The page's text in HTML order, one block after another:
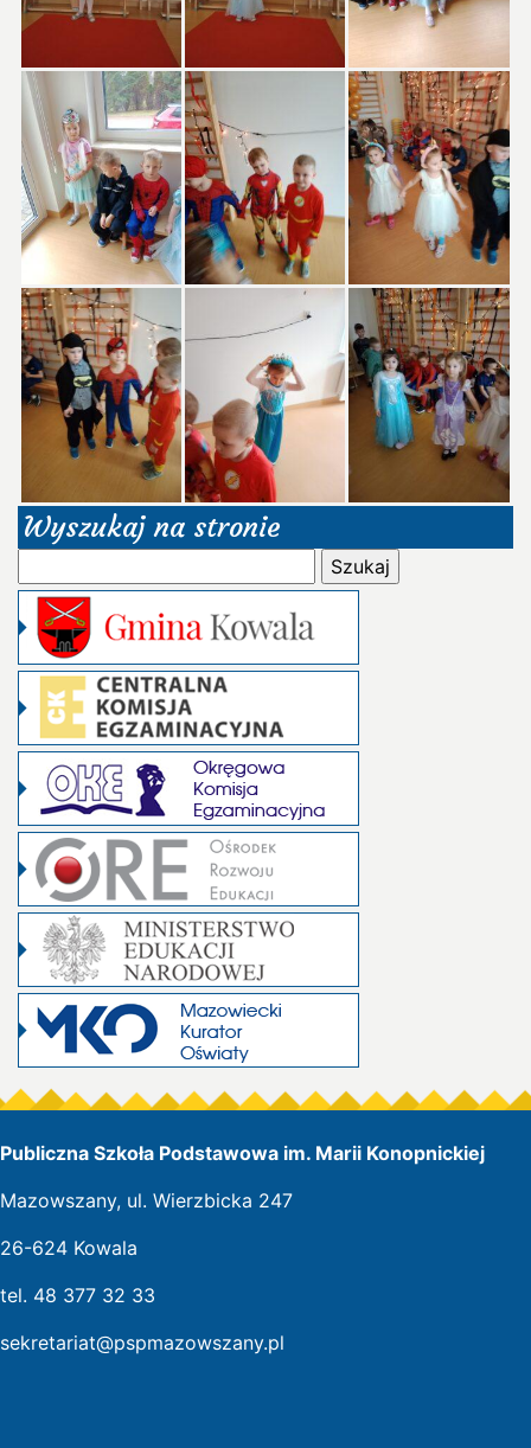
Wyszukaj na stronie
Publiczna Szkoła Podstawowa im. Marii Konopnickiej
Mazowszany, ul. Wierzbicka 247
26-624 Kowala
tel. 48 377 32 33
sekretariat@pspmazowszany.pl